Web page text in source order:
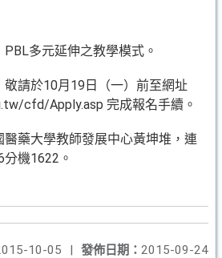
多元延伸之教學模式。
請於10月19日（一）前至網址
cfd/Apply.asp 完成報名手續。
藥大學教師發展中心黃坤堆，連
機1622。
發佈日期： 2015-09-24
10-05
|